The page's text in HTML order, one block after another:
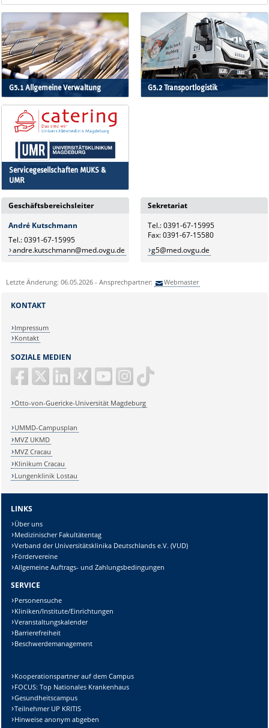
G5.1 Allgemeine Verwaltung G5.2 Transportlogistik
Servicegesellschaften MUKS &
UMR
Geschäftsbereichsleiter
André Kutschmann
Tel.: 0391-67-15995
andre.kutschmann@med.ovgu.de
Sekretariat
Tel.: 0391-67-15995
Fax: 0391-67-15580
g5@med.ovgu.de
Letzte Änderung: 06.05.2026 - Ansprechpartner: Webmaster
SOZIALE MEDIEN
Otto-von-Guericke-Universität Magdeburg
KONTAKT
Impressum
Kontakt
UMMD-Campusplan
MVZ UKMD
MVZ Cracau
Klinikum Cracau
Lungenklinik Lostau
LINKS
Über uns
Medizinischer Fakultätentag
Verband der Universitätsklinika Deutschlands e.V. (VUD)
Fördervereine
Allgemeine Auftrags- und Zahlungsbedingungen
SERVICE
Personensuche
Kliniken/Institute/Einrichtungen
Veranstaltungskalender
Barrierefreiheit
Beschwerdemanagement
Kooperationspartner auf dem Campus
FOCUS: Top Nationales Krankenhaus
Gesundheitscampus
Teilnehmer UP KRITIS
Hinweise anonym abgeben